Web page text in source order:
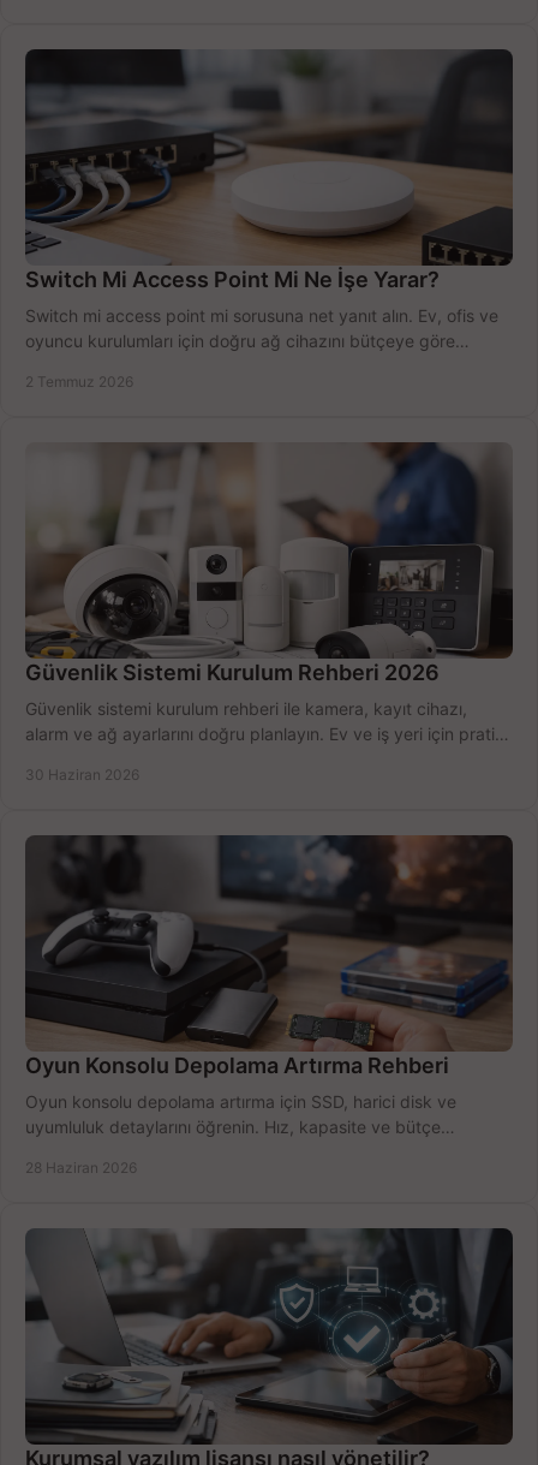
Switch Mi Access Point Mi Ne İşe Yarar?
Switch mi access point mi sorusuna net yanıt alın. Ev, ofis ve
oyuncu kurulumları için doğru ağ cihazını bütçeye göre
2 Temmuz 2026
Güvenlik Sistemi Kurulum Rehberi 2026
Güvenlik sistemi kurulum rehberi ile kamera, kayıt cihazı,
alarm ve ağ ayarlarını doğru planlayın. Ev ve iş yeri için pratik
30 Haziran 2026
Oyun Konsolu Depolama Artırma Rehberi
Oyun konsolu depolama artırma için SSD, harici disk ve
uyumluluk detaylarını öğrenin. Hız, kapasite ve bütçe
28 Haziran 2026
Kurumsal yazılım lisansı nasıl yönetilir?